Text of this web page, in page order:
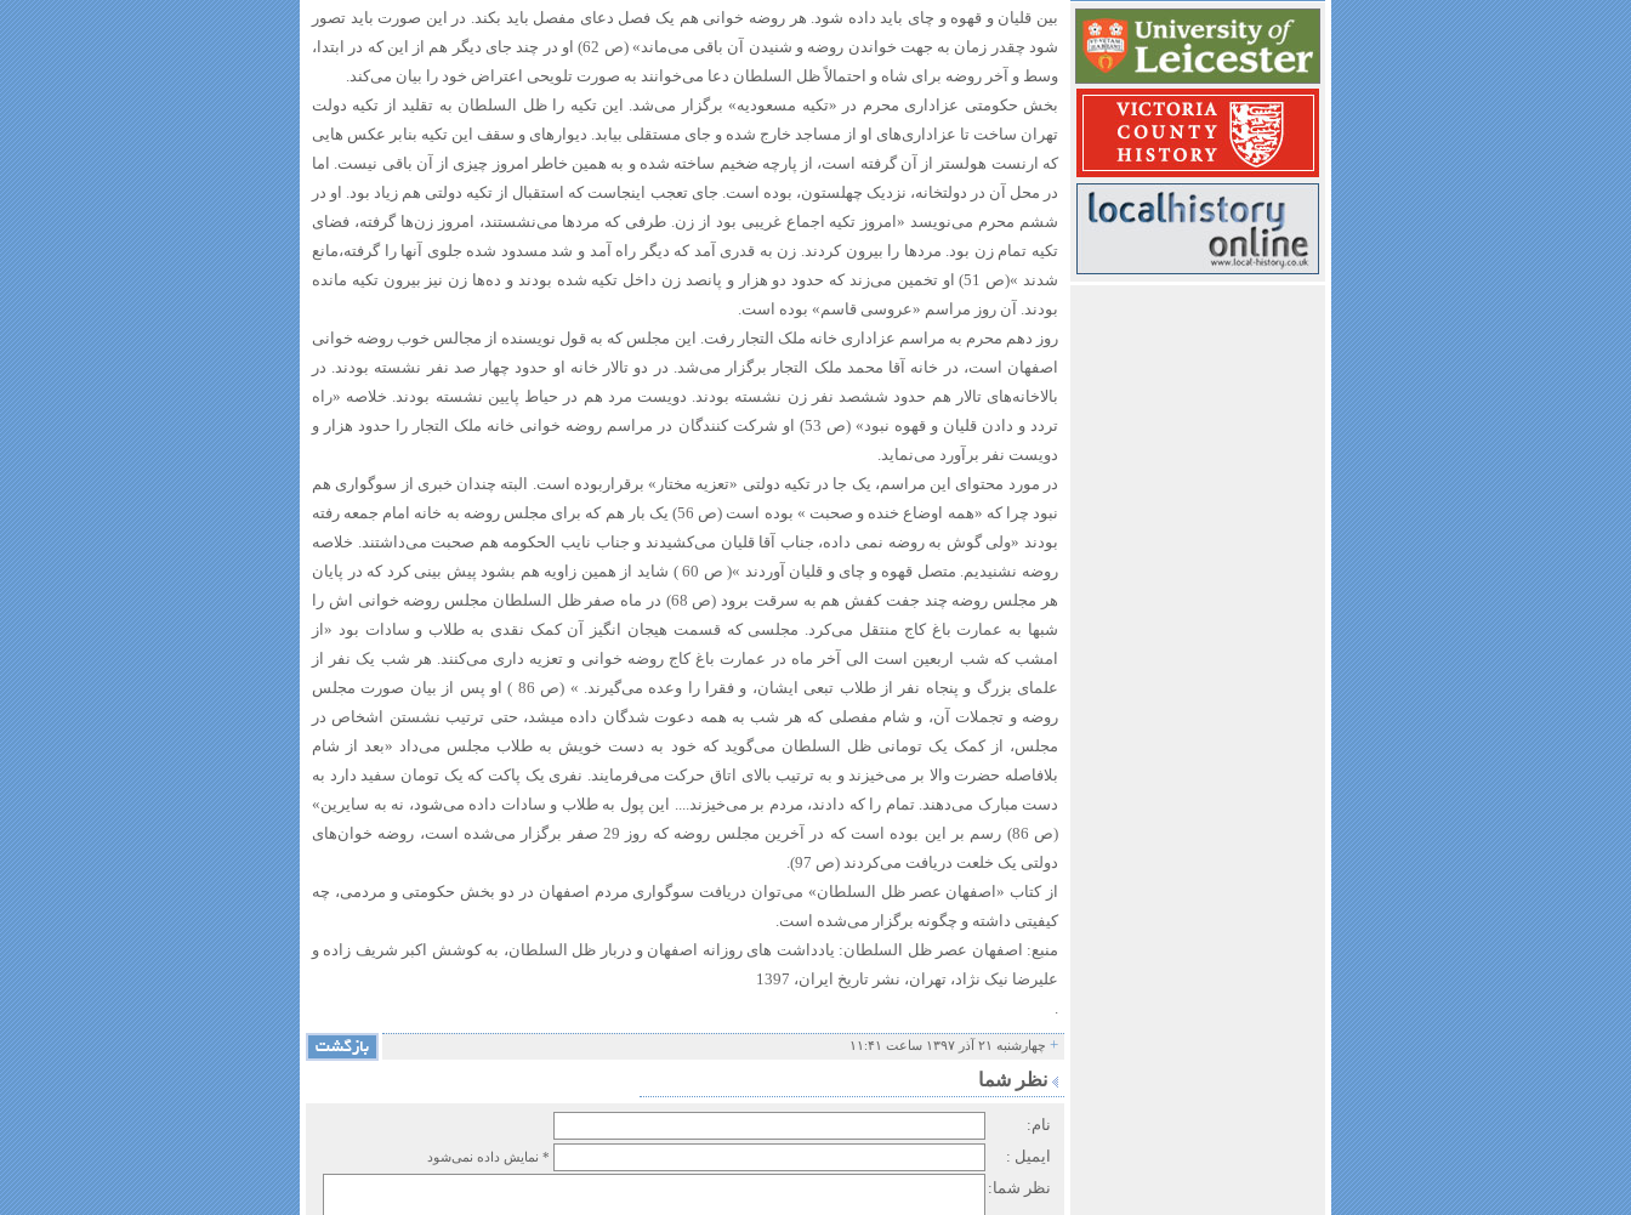
بین قلیان و قهوه و چای باید داده شود. هر روضه خوانی هم یک فصل دعای مفصل باید بکند. در این صورت باید تصور
شود چقدر زمان به جهت خواندن روضه و شنیدن آن باقی می‌ماند» (ص 62) او در چند جای دیگر هم از این که در ابتدا،
وسط و آخر روضه برای شاه و احتمالاً ظل السلطان دعا می‌خوانند به صورت تلویحی اعتراض خود را بیان می‌کند.
بخش حکومتی عزاداری محرم در «تکیه مسعودیه» برگزار می‌شد. این تکیه را ظل السلطان به تقلید از تکیه دولت
تهران ساخت تا عزاداری‌های او از مساجد خارج شده و جای مستقلی بیابد. دیوارهای و سقف این تکیه بنابر عکس هایی
که ارنست هولستر از آن گرفته است، از پارچه ضخیم ساخته شده و به همین خاطر امروز چیزی از آن باقی نیست. اما
در محل آن در دولتخانه، نزدیک چهلستون، بوده است. جای تعجب اینجاست که استقبال از تکیه دولتی هم زیاد بود. او در
ششم محرم می‌نویسد «امروز تکیه اجماع غریبی بود از زن. طرفی که مرد‌ها می‌نشستند، امروز زن‌ها گرفته، فضای
تکیه تمام زن بود. مرد‌ها را بیرون کردند. زن به قدری آمد که دیگر راه آمد و شد مسدود شده جلوی آنها را گرفته،مانع
شدند »(ص 51) او تخمین می‌زند که حدود دو هزار و پانصد زن داخل تکیه شده بودند و ده‌ها زن نیز بیرون تکیه مانده
بودند. آن روز مراسم «عروسی قاسم» بوده است.
روز دهم محرم به مراسم عزاداری خانه ملک التجار رفت. این مجلس که به قول نویسنده از مجالس خوب روضه خوانی
اصفهان است، در خانه آقا محمد ملک التجار برگزار می‌شد. در دو تالار خانه او حدود چهار صد نفر نشسته بودند. در
بالاخانه‌های تالار هم حدود ششصد نفر زن نشسته بودند. دویست مرد هم در حیاط پایین نشسته بودند. خلاصه «راه
تردد و دادن قلیان و قهوه نبود» (ص 53) او شرکت کنندگان در مراسم روضه خوانی خانه ملک التجار را حدود هزار و
دویست نفر برآورد می‌نماید.
در مورد محتوای این مراسم، یک جا در تکیه دولتی «تعزیه مختار» برقراربوده است. البته چندان خبری از سوگواری هم
نبود چرا که «همه اوضاع خنده و صحبت » بوده است (ص 56) یک بار هم که برای مجلس روضه به خانه امام جمعه رفته
بودند «ولی گوش به روضه نمی داده، جناب آقا قلیان می‌کشیدند و جناب نایب الحکومه هم صحبت می‌داشتند. خلاصه
روضه نشنیدیم. متصل قهوه و چای و قلیان آوردند »( ص 60 ) شاید از همین زاویه هم بشود پیش بینی کرد که در پایان
هر مجلس روضه چند جفت کفش هم به سرقت برود (ص 68) در ماه صفر ظل السلطان مجلس روضه خوانی اش را
شبها به عمارت باغ کاج منتقل می‌کرد. مجلسی که قسمت هیجان انگیز آن کمک نقدی به طلاب و سادات بود «از
امشب که شب اربعین است الی آخر ماه در عمارت باغ کاج روضه خوانی و تعزیه داری می‌کنند. هر شب یک نفر از
علمای بزرگ و پنجاه نفر از طلاب تبعی ایشان، و فقرا را وعده می‌گیرند. » (ص 86 ) او پس از بیان صورت مجلس
روضه و تجملات آن، و شام مفصلی که هر شب به همه دعوت شدگان داده میشد، حتی ترتیب نشستن اشخاص در
مجلس، از کمک یک تومانی ظل السلطان می‌گوید که خود به دست خویش به طلاب مجلس می‌داد «بعد از شام
بلافاصله حضرت والا بر می‌خیزند و به ترتیب بالای اتاق حرکت می‌فرمایند. نفری یک پاکت که یک تومان سفید دارد به
دست مبارک می‌دهند. تمام را که دادند، مردم بر می‌خیزند.... این پول به طلاب و سادات داده می‌شود، نه به سایرین»
(ص 86) رسم بر این بوده است که در آخرین مجلس روضه که روز 29 صفر برگزار می‌شده است، روضه خوان‌های
دولتی یک خلعت دریافت می‌کردند (ص 97).
از کتاب «اصفهان عصر ظل السلطان» می‌توان دریافت سوگواری مردم اصفهان در دو بخش حکومتی و مردمی، چه
کیفیتی داشته و چگونه برگزار می‌شده است.
منبع: اصفهان عصر ظل السلطان: یادداشت های روزانه اصفهان و دربار ظل السلطان، به کوشش اکبر شریف زاده و
علیرضا نیک نژاد، تهران، نشر تاریخ ایران، 1397
.
+ چهارشنبه ۲۱ آذر ۱۳۹۷ ساعت ۱۱:۴۱
نظر شما
نام:
ایمیل :
* نمایش داده نمی‌شود
نظر شما: